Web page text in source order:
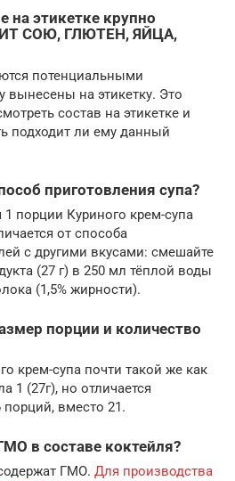
на этикетке крупно
СОЮ, ГЛЮТЕН, ЯЙЦА,
потенциальными
вынесены на этикетку. Это
состав на этикетке и
подходит ли ему данный
приготовления супа?
порции Куриного крем-супа
от способа
с другими вкусами: смешайте
(27 г) в 250 мл тёплой воды
(1,5% жирности).
порции и количество
крем-супа почти такой же как
1 (27г), но отличается
вместо 21.
в составе коктейля?
ГМО. Для производства